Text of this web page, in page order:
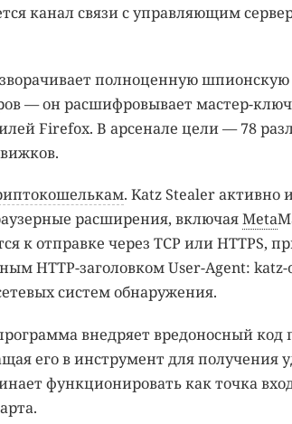
канал связи с управляющим
полноценную шпионскую
— он расшифровывает мастер-
Firefox. В арсенале цели — 78
. Katz Stealer
расширения, включаяMeta
к отправке через TCP или HTTPS,
HTTP-заголовком User-Agent:
систем обнаружения.
внедряет вредоносный код
его в инструмент для получения
функционировать как точка